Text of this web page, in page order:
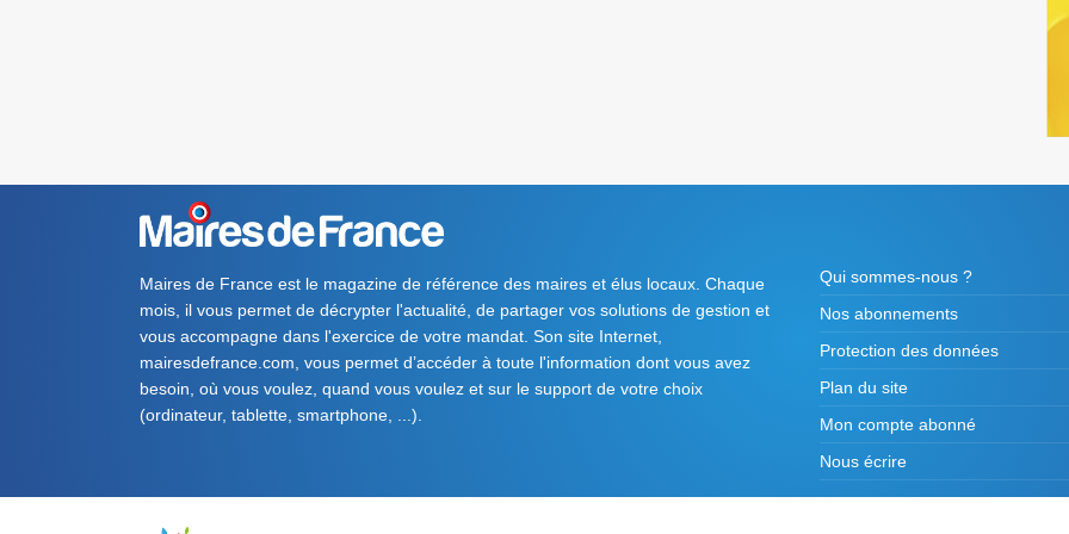
Maires de France est le magazine de référence des maires et élus locaux. Chaque
mois, il vous permet de décrypter l'actualité, de partager vos solutions de gestion et
vous accompagne dans l'exercice de votre mandat. Son site Internet,
mairesdefrance.com, vous permet d’accéder à toute l'information dont vous avez
besoin, où vous voulez, quand vous voulez et sur le support de votre choix
(ordinateur, tablette, smartphone, ...).
Qui sommes-nous ?
Nos abonnements
Protection des données
Plan du site
Mon compte abonné
Nous écrire